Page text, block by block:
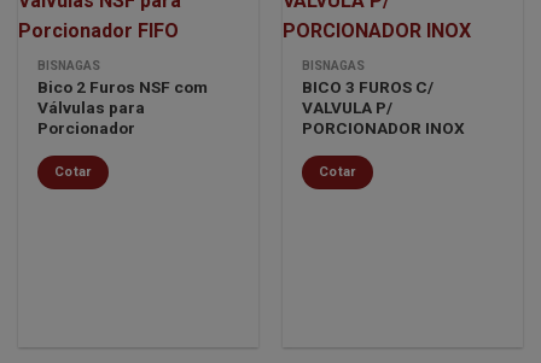
lista de
BISNAGAS
Bico 2 Furos NSF com
Válvulas para
Porcionador
Cotar
BISNAGAS
BICO 3 FUROS C/
VALVULA P/
PORCIONADOR INOX
Cotar